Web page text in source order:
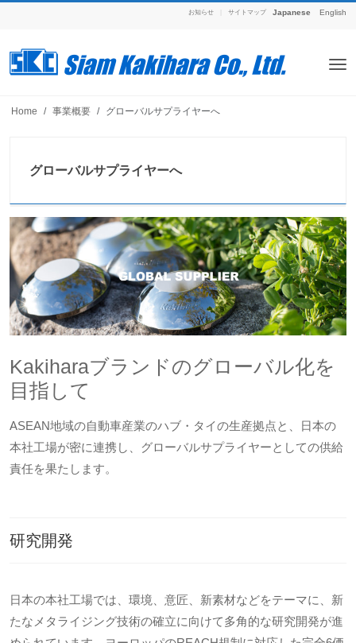
Japanese English
お知らせ サイトマップ
Home 事業概要 グローバルサプライヤーへ
グローバルサプライヤーへ
Kakiharaブランドのグローバル化を
目指して
ASEAN地域の自動車産業のハブ・タイの生産拠点と、日本の
本社工場が密に連携し、グローバルサプライヤーとしての供給
責任を果たします。
研究開発
日本の本社工場では、環境、意匠、新素材などをテーマに、新
たなメタライジング技術の確立に向けて多角的な研究開発が進